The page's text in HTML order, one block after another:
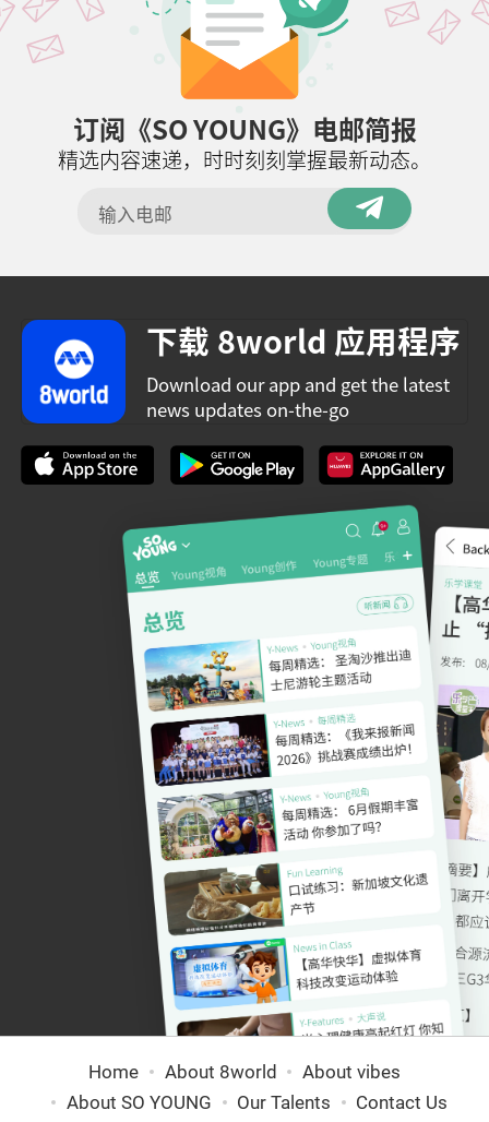
订阅《SO YOUNG》电邮简报
精选内容速递，时时刻刻掌握最新动态。
下载 8world 应用程序
Download our app and get the latest
news updates on-the-go
Home About 8world
About vibes
About SO YOUNG
Our Talents
Contact Us